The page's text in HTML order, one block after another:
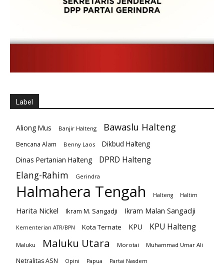
Label
Aliong Mus Banjir Halteng Bawaslu Halteng
Bencana Alam Benny Laos
Dikbud Halteng
Dinas Pertanian Halteng
DPRD Halteng
Elang-Rahim Gerindra
Halmahera Tengah Halteng Haltim
Harita Nickel Ikram M. Sangadji Ikram Malan Sangadji
Kementerian ATR/BPN Kota Ternate KPU KPU Halteng
Maluku Maluku Utara Morotai Muhammad Umar Ali
Netralitas ASN Opini Papua Partai Nasdem